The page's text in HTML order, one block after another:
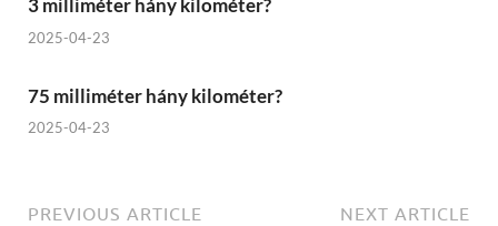
3 milliméter hány kilométer?
2025-04-23
75 milliméter hány kilométer?
2025-04-23
PREVIOUS ARTICLE NEXT ARTICLE